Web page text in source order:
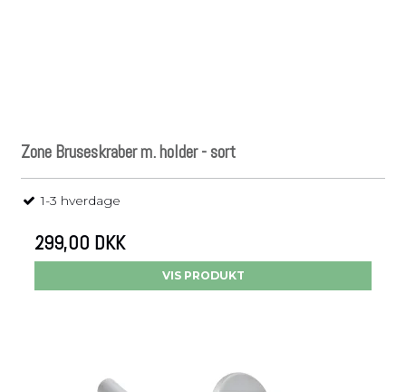
Zone Bruseskraber m. holder - sort
1-3 hverdage
299,00 DKK
VIS PRODUKT